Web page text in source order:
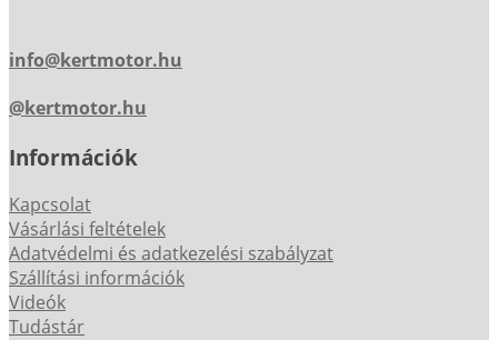
info@kertmotor.hu
@kertmotor.hu
Információk
Kapcsolat
Vásárlási feltételek
Adatvédelmi és adatkezelési szabályzat
Szállítási információk
Videók
Tudástár